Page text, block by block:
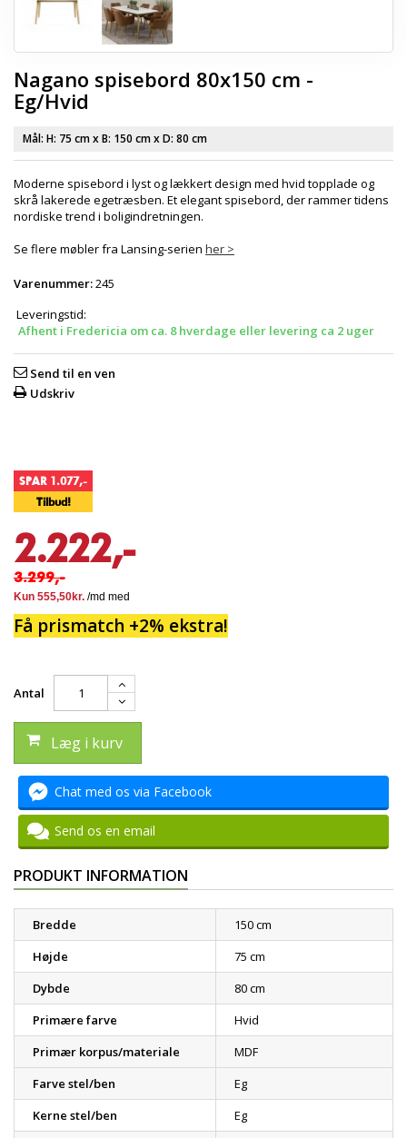
Nagano spisebord 80x150 cm -
Eg/Hvid
Mål: H: 75 cmx B: 150 cmx D: 80 cm
Moderne spisebord i lyst og lækkert design med hvid topplade og
skrå lakerede egetræsben. Et elegant spisebord, der rammer tidens
nordiske trend i boligindretningen.
Se flere møbler fra Lansing-serien her >
Varenummer:245
Leveringstid:
Afhent i Fredericia om ca. 8 hverdage eller levering ca 2 uger
Send til en ven
Udskriv
SPAR 1.077,-
Tilbud!
2.222,-
3.299,-
Få prismatch +2% ekstra!
Antal
Læg i kurv
Chat med os via Facebook
Send os en email
PRODUKT INFORMATION
Bredde
150 cm
Højde
75 cm
Dybde
80 cm
Primære farve
Hvid
Primær korpus/materiale
MDF
Farve stel/ben
Eg
Kerne stel/ben
Eg